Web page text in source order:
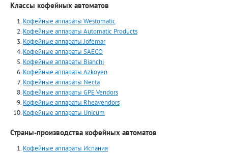
Классы кофейных автоматов
Кофейные аппараты Westomatic
Кофейные аппараты Automatiс Products
Кофейные аппараты Jofemar
Кофейные аппараты SAECO
Кофейные аппараты Bianchi
Кофейные аппараты Azkoyen
Кофейные аппараты Necta
Кофейные аппараты GPE Vendors
Кофейные аппараты Rheavendors
Кофейные аппараты Unicum
Страны-производства кофейных автоматов
Кофейные аппараты Испания